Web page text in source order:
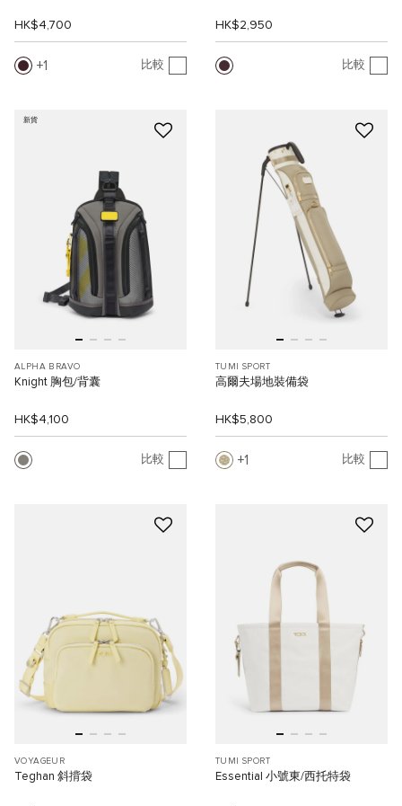
HK$4,700
1 比較
HK$2,950
比較
新貨
ALPHA BRAVO
Knight 胸包/背囊
HK$4,100
比較
TUMI SPORT
高爾夫場地裝備袋
HK$5,800
1 比較
VOYAGEUR
Teghan 斜揹袋
TUMI SPORT
Essential 小號東/西托特袋